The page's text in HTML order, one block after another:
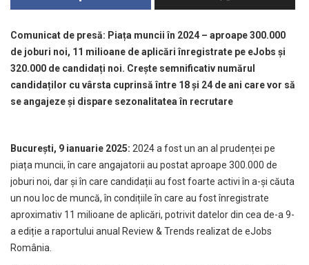
Comunicat de presă: Piața muncii în 2024 – aproape 300.000
de joburi noi, 11 milioane de aplicări înregistrate pe eJobs și
320.000 de candidați noi. Crește semnificativ numărul
candidaților cu vârsta cuprinsă între 18 și 24 de ani care vor să
se angajeze și dispare sezonalitatea în recrutare
București, 9 ianuarie 2025: 2024 a fost un an al prudenței pe
piața muncii, în care angajatorii au postat aproape 300.000 de
joburi noi, dar și în care candidații au fost foarte activi în a-și căuta
un nou loc de muncă, în condițiile în care au fost înregistrate
aproximativ 11 milioane de aplicări, potrivit datelor din cea de-a 9-
a ediție a raportului anual Review & Trends realizat de eJobs
România.